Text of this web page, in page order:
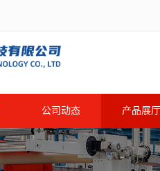
公司动态 产品展厅